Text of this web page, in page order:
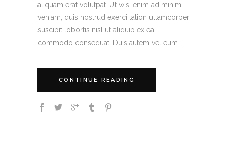
aliquam erat volutpat. Ut wisi enim ad minim
veniam, quis nostrud exerci tation ullamcorper
suscipit lobortis nisl ut aliquip ex ea
commodo consequat. Duis autem vel eum...
CONTINUE READING